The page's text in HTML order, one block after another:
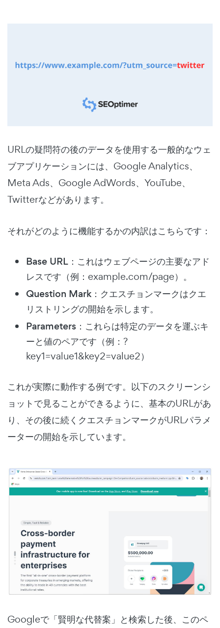
URLの疑問符の後のデータを使用する一般的なウェ
ブアプリケーションには、Google Analytics、
Meta Ads、Google AdWords、YouTube、
Twitterなどがあります。
それがどのように機能するかの内訳はこちらです：
Base URL ：これはウェブページの主要なアド
レスです（例：example.com/page）。
Question Mark：クエスチョンマークはクエ
リストリングの開始を示します。
Parameters ：これらは特定のデータを運ぶキ
ーと値のペアです（例：?
key1=value1&key2=value2）
これが実際に動作する例です。以下のスクリーンシ
ョットで見ることができるように、基本のURLがあ
り、その後に続くクエスチョンマークがURLパラメ
ーターの開始を示しています。
Googleで「賢明な代替案」と検索した後、このペ